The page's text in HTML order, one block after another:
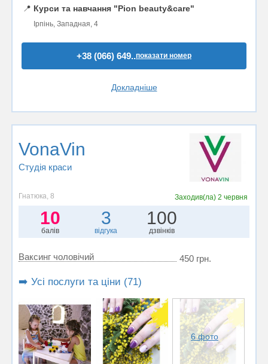
📍 Курси та навчання "Pion beauty&care"
Ірпінь, Западная, 4
+38 (066) 649..показати номер
Докладніше
VonaVin
Студія краси
Гнатюка, 8 Заходив(ла) 2 червня
10
балів
3
відгука
100
дзвінків
Ваксинг чоловічий 450 грн.
➡️ Усі послуги та ціни (71)
6 фото